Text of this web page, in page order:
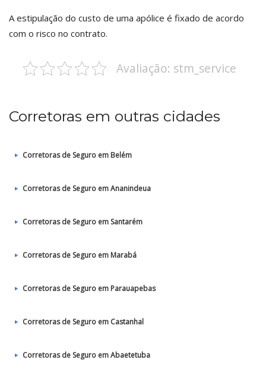
A estipulação do custo de uma apólice é fixado de acordo
com o risco no contrato.
Avaliação: stm_service
Corretoras em outras cidades
Corretoras de Seguro em Belém
Corretoras de Seguro em Ananindeua
Corretoras de Seguro em Santarém
Corretoras de Seguro em Marabá
Corretoras de Seguro em Parauapebas
Corretoras de Seguro em Castanhal
Corretoras de Seguro em Abaetetuba